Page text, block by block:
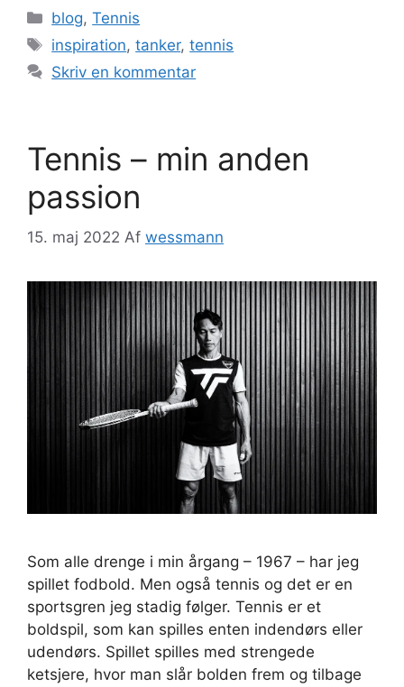
Kategorier
blog,Tennis
Tags
inspiration,tanker,tennis
Skriv en kommentar
Tennis – min anden
passion
15. maj 2022 Af wessmann
Som alle drenge i min årgang – 1967 – har jeg
spillet fodbold. Men også tennis og det er en
sportsgren jeg stadig følger. Tennis er et
boldspil, som kan spilles enten indendørs eller
udendørs. Spillet spilles med strengede
ketsjere, hvor man slår bolden frem og tilbage